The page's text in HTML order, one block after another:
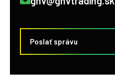
Poslať správu